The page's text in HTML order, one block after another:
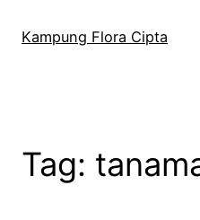
Kampung Flora Cipta
Tag: